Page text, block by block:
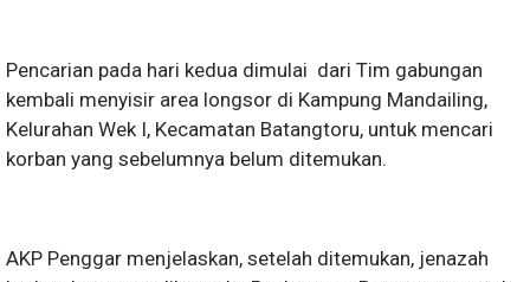
Pencarian pada hari kedua dimulai dari Tim gabungan
kembali menyisir area longsor di Kampung Mandailing,
Kelurahan Wek I, Kecamatan Batangtoru, untuk mencari
korban yang sebelumnya belum ditemukan.
AKP Penggar menjelaskan, setelah ditemukan, jenazah